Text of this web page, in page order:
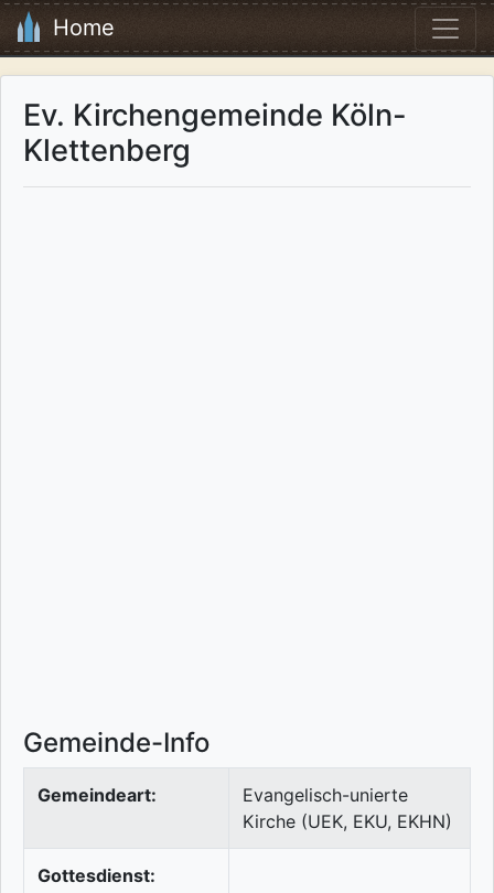
Home
Ev. Kirchengemeinde Köln-
Klettenberg
Gemeinde-Info
Gemeindeart:
Evangelisch-unierte
Kirche (UEK, EKU, EKHN)
Gottesdienst: